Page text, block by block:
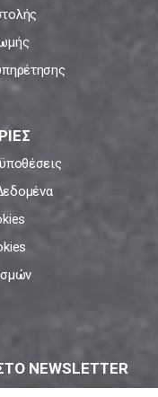
NEWSLETTER